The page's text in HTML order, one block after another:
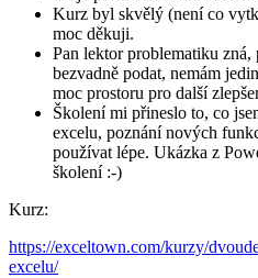
Kurz byl skvělý (není co
moc děkuji.
Pan lektor problematiku
bezvadně podat, nemám
moc prostoru pro další
Školení mi přineslo to, co
excelu, poznání nových
používat lépe. Ukázka z
školení :-)
Kurz:
https://exceltown.com/kurzy/
excelu/